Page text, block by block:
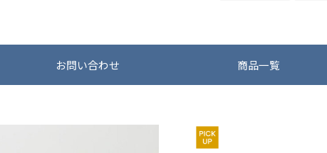
お問い合わせ 商品一覧